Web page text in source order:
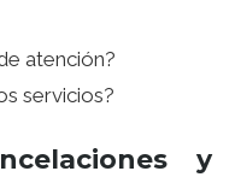
atención?
servicios?
y